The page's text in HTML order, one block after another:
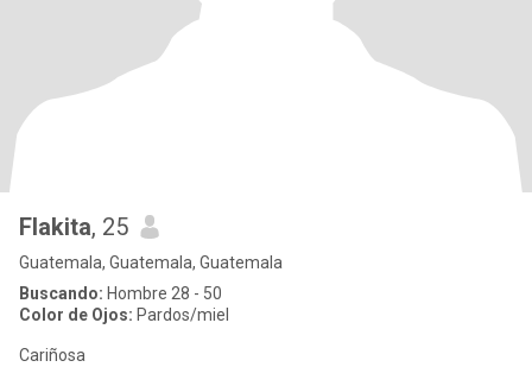
Flakita, 25
Guatemala, Guatemala, Guatemala
Buscando: Hombre 28 - 50
Color de Ojos: Pardos/miel
Cariñosa